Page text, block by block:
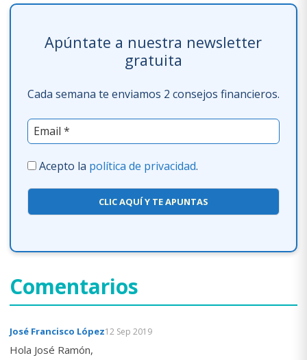
Apúntate a nuestra newsletter
gratuita
Cada semana te enviamos 2 consejos financieros.
Acepto la política de privacidad.
CLIC AQUÍ Y TE APUNTAS
Comentarios
José Francisco López12 Sep 2019
Hola José Ramón,